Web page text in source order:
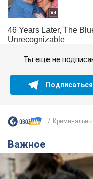
Ты еще не
Подписаться
Важное